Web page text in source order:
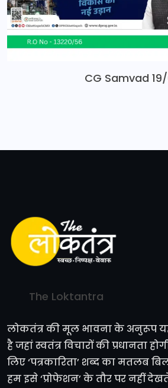
CG Samvad
The Loktantra
लोकतंत्र की मूल भावना के अनुरूप
है जहां स्वतंत्र विचारों की प्रधानता
लिए ‘पत्रकारिता’ शब्द का मतलब
हम इसे ‘प्रोफेशन’ के तौर पर नहीं